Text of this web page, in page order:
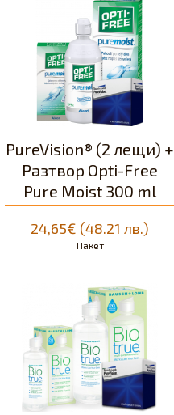
PureVision® (2 лещи) +
Разтвор Opti-Free
Pure Moist 300 ml
24,65€ (48.21 лв.)
Пакет